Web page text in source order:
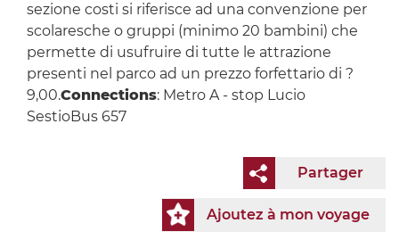
sezione costi si riferisce ad una convenzione per
scolaresche o gruppi (minimo 20 bambini) che
permette di usufruire di tutte le attrazione
presenti nel parco ad un prezzo forfettario di ?
9,00.Connections: Metro A - stop Lucio
SestioBus 657
Partager
Ajoutez à mon voyage